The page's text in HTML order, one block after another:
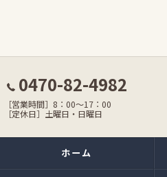
0470-82-4982
［営業時間］8：00〜17：00
［定休日］土曜日・日曜日
ホーム